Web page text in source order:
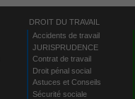
DROIT DU TRAVAIL
Accidents de travail
JURISPRUDENCE
Contrat de travail
Droit pénal social
Astuces et Conseils
Sécurité sociale